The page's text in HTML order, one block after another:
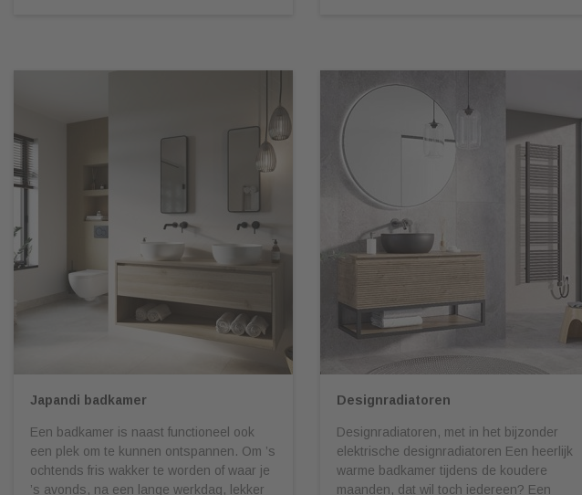
Japandi badkamer
Een badkamer is naast functioneel ook
een plek om te kunnen ontspannen. Om ’s
ochtends fris wakker te worden of waar je
’s avonds, na een lange werkdag, lekker
Designradiatoren
Designradiatoren, met in het bijzonder
elektrische designradiatoren Een heerlijk
warme badkamer tijdens de koudere
maanden, dat wil toch iedereen? Een